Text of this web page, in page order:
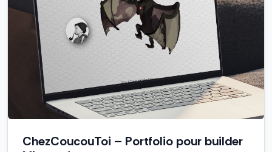
ChezCoucouToi – Portfolio pour builder